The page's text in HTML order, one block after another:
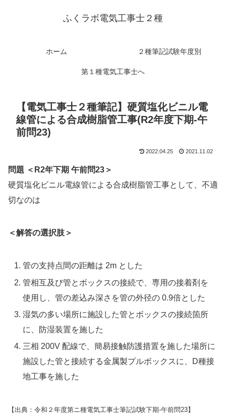
ふくラボ電気工事士２種
ホーム ２種筆記試験年度別
第１種電気工事士へ
【電気工事士２種筆記】硬質塩化ビニル電
線管による合成樹脂管工事(R2年度下期-午
前問23)
2022.04.25 2021.11.02
問題 ＜R2年下期 午前問23＞
硬質塩化ビニル電線管による合成樹脂管工事として、不適
切なのは
＜解答の選択肢＞
管の支持点間の距離は 2m とした
管相互及び管とボックスの接続で、専用の接着剤を
使用し、管の差込み深さを管の外径の 0.9倍とした
湿気の多い場所に施設した管とボックスの接続箇所
に、防湿装置を施した
三相 200V 配線で、簡易接触防護措置を施した場所に
施設した管と接続する金属製プルボックスに、D種接
地工事を施した
【出典：令和２年度第ニ種電気工事士筆記試験下期-午前問23】